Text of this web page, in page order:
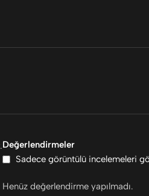
Değerlendirmeler
Sadece görüntülü incelemeleri
Henüz değerlendirme yapılmadı.